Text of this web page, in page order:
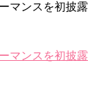
マンスを初披露
マンスを初披露